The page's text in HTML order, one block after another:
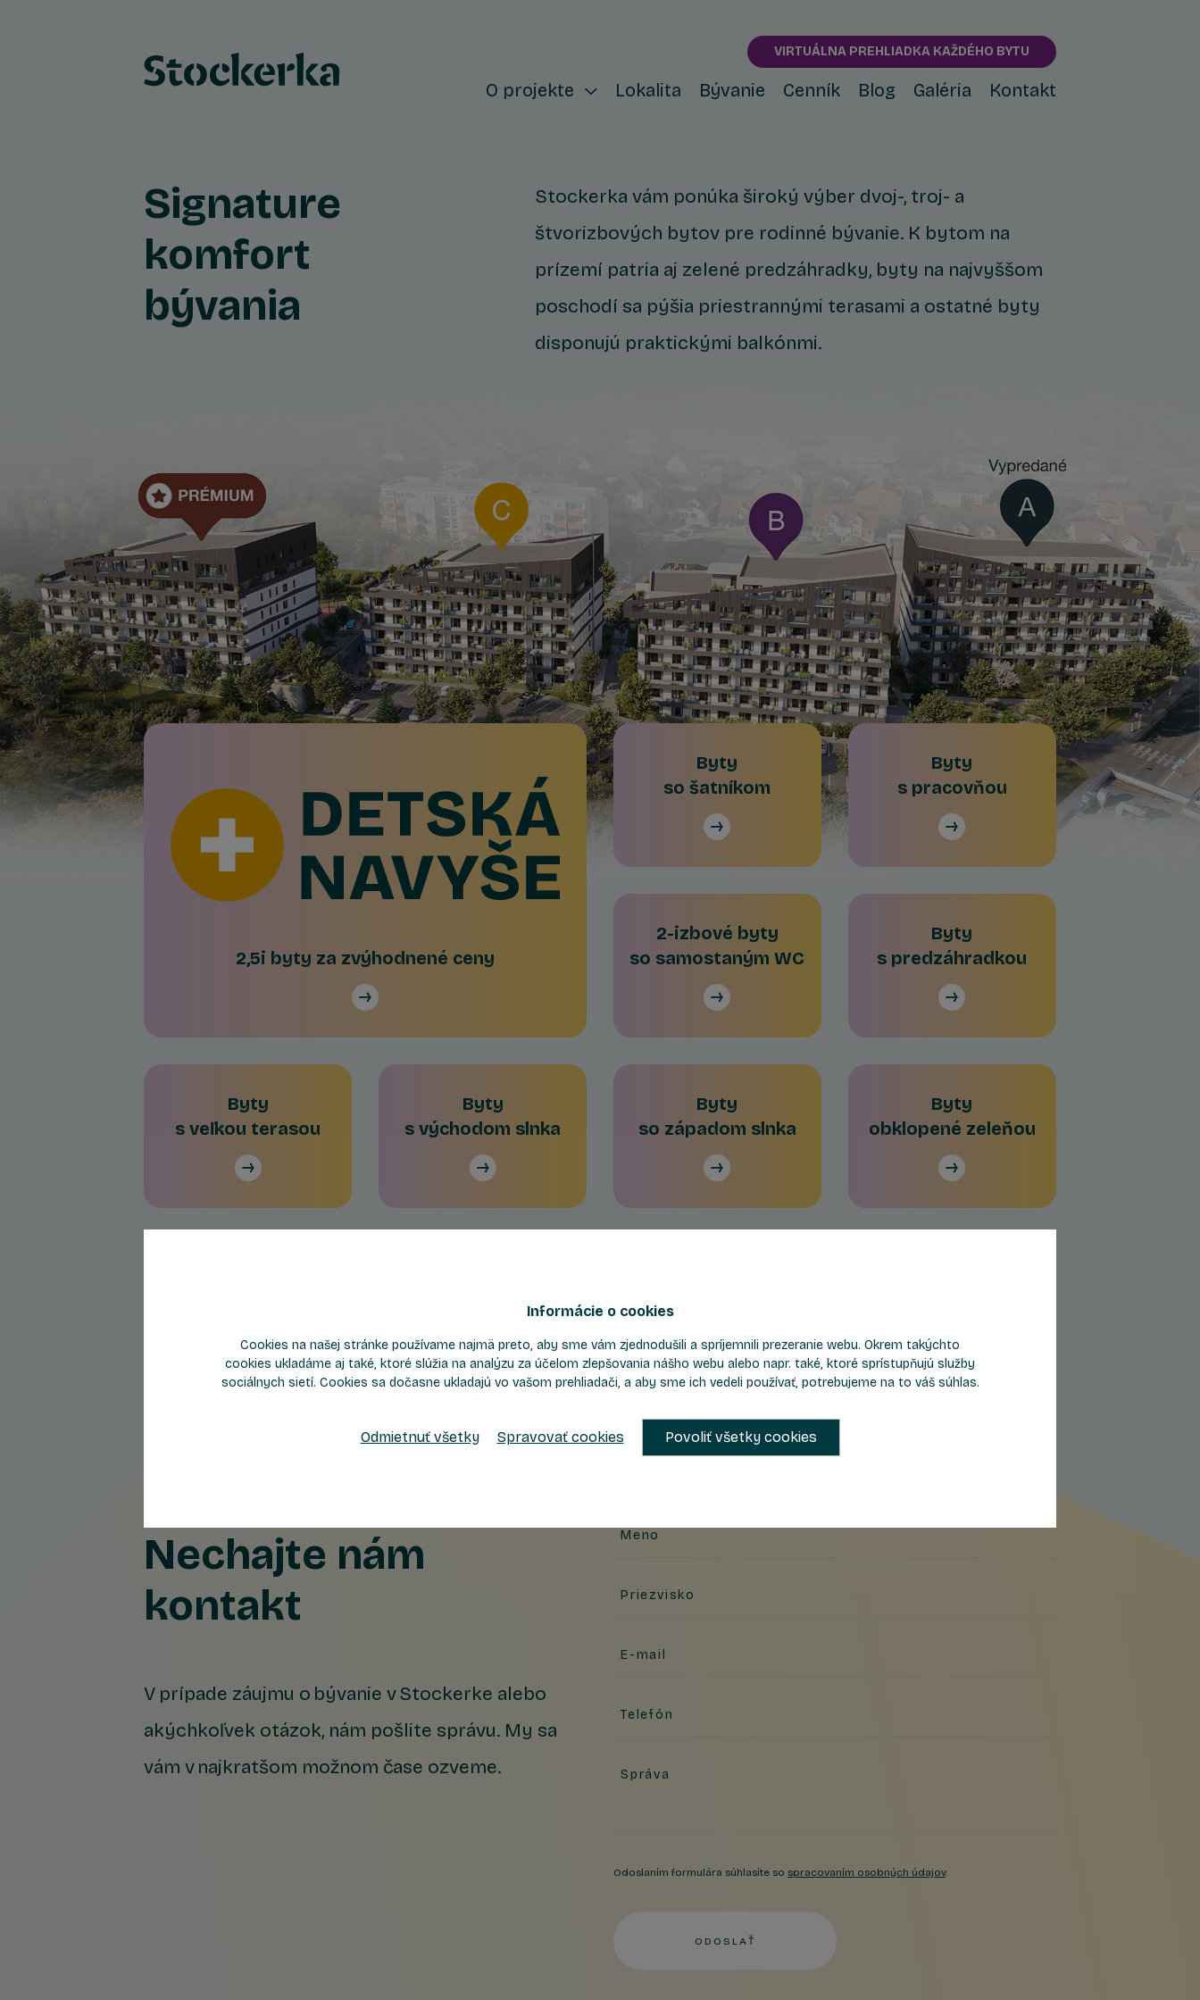
VIRTUÁLNA PREHLIADKA KAŽDÉHO BYTU
O projekte Lokalita Bývanie Cenník Blog Galéria Kontakt
Signature
komfort
bývania
Stockerka vám ponúka široký výber dvoj-, troj- a
štvorizbových bytov pre rodinné bývanie. K bytom na
prízemí patria aj zelené predzáhradky, byty na najvyššom
poschodí sa pýšia priestrannými terasami a ostatné byty
disponujú praktickými balkónmi.
2,5i byty za zvýhodnené ceny
Byty
so šatníkom
Byty
s pracovňou
2-izbové byty
so samostaným WC
Byty
s predzáhradkou
Byty
s veľkou terasou
Byty
s východom slnka
Byty
so západom slnka
Byty
obklopené zeleňou
Nechajte nám
kontakt
V prípade záujmu o bývanie v Stockerke alebo
akýchkoľvek otázok, nám pošlite správu. My sa
vám v najkratšom možnom čase ozveme.
Meno
Priezvisko
E-mail
Telefón
Správa
Odoslaním formulára súhlasíte so spracovaním osobných údajov.
ODOSLAŤ
Informácie o cookies
Cookies na našej stránke používame najmä preto, aby sme vám zjednodušili a spríjemnili prezeranie webu. Okrem takýchto
cookies ukladáme aj také, ktoré slúžia na analýzu za účelom zlepšovania nášho webu alebo napr. také, ktoré sprístupňujú služby
sociálnych sietí. Cookies sa dočasne ukladajú vo vašom prehliadači, a aby sme ich vedeli používať, potrebujeme na to váš súhlas.
Odmietnuť všetky Spravovať cookies Povoliť všetky cookies